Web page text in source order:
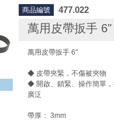
最大夾持直徑：100 mm
商品編號 477.022
萬用皮帶扳手 6"
萬用皮帶扳手 6"
◆ 皮帶夾緊，不傷被夾物
◆ 開啟、鎖緊、操作簡單
廣泛
帶厚： 3mm